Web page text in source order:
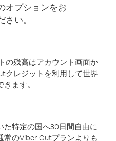
オプションをお
さい。
の残高はアカウント画面か
クレジットを利用して世界
ます。
た特定の国へ30日間自由に
のViber Outプランよりも